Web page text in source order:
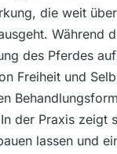
die weit
Während
des Pferdes
Freiheit und
der Praxis zeigt
lassen und